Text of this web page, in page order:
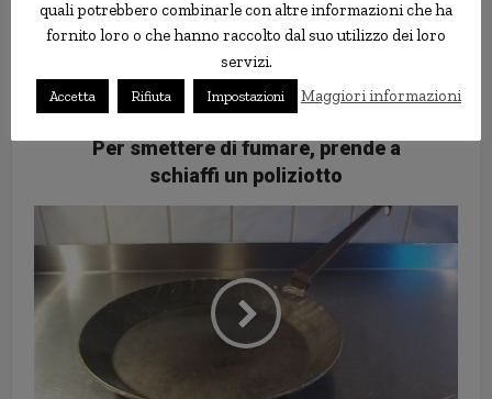
Per smettere di fumare, prende a
schiaffi un poliziotto
quali potrebbero combinarle con altre informazioni che ha
fornito loro o che hanno raccolto dal suo utilizzo dei loro
servizi.
Accetta Rifiuta Impostazioni Maggiori informazioni